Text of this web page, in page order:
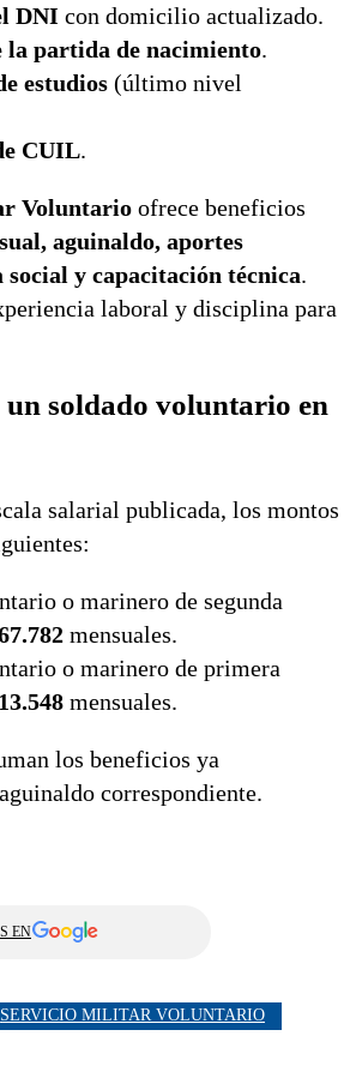
DNI con domicilio actualizado.
la partida de nacimiento.
estudios (último nivel
CUIL.
Voluntario ofrece beneficios
aguinaldo, aportes
y capacitación técnica.
laboral y disciplina para
soldado voluntario en
salarial publicada, los montos
o marinero de segunda
mensuales.
o marinero de primera
mensuales.
los beneficios ya
correspondiente.
EN
SERVICIO MILITAR VOLUNTARIO